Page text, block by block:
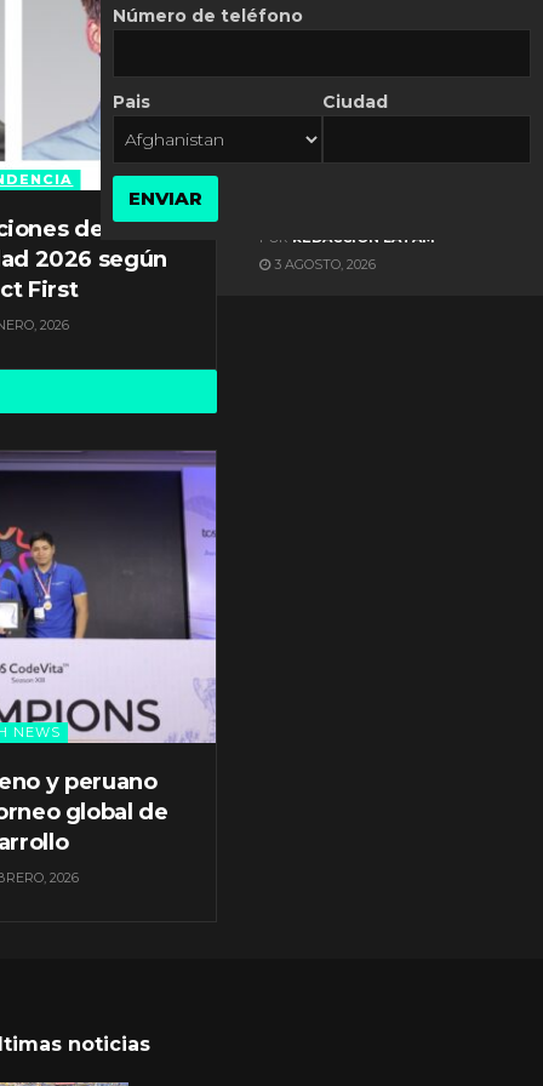
de
2026 según
First
2026
NEWS
y peruano
global de
2026
ES NOTICIA
POR REDACCIÓN LATAM
3 AGOSTO, 2026
noticias
Número de teléfono
Pais Ciudad
ENVIAR